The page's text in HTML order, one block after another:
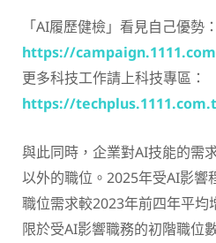
「AI履歷健檢」看見自己優勢：
https://
更多科技工作請上科技專區：
https://
與此同時，企業對AI技能的需
以外的職位。2025年受AI影響
職位需求較2023年前四年平均
限於受AI影響職務的初階職位